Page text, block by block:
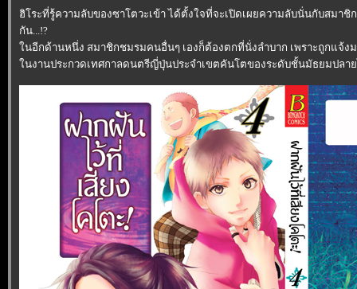
ฮิโระที่รู้ความลับของซาโตวะเข้า ได้ตั้งใจที่จะเปิดเผยความลับนั่นกับสมา
กัน...!?
นอีกด้านหนึ่ง สมาชิกชมรมคนอื่นๆ เองก็ต้องตกที่นั่งลำบาก เพราะถูกแจ้งม
นงานประกวดเทศกาลดนตรีญี่ปุ่นประจำเขตคันโตของระดับชั้นมัธยมปลา